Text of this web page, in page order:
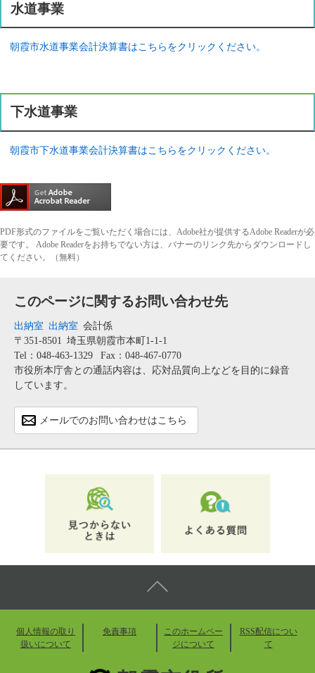
水道事業
朝霞市水道事業会計決算書はこちらをクリックください。
下水道事業
朝霞市下水道事業会計決算書はこちらをクリックください。
PDF形式のファイルをご覧いただく場合には、Adobe社が提供するAdobe Readerが必
要です。
Adobe Readerをお持ちでない方は、バナーのリンク先からダウンロードし
てください。（無料）
このページに関するお問い合わせ先
出納室 出納室 会計係
〒351-8501 埼玉県朝霞市本町1-1-1
Tel：048-463-1329
Fax：048-467-0770
市役所本庁舎との通話内容は、応対品質向上などを目的に録音
しています。
メールでのお問い合わせはこちら
個人情報の取り
扱いについて
免責事項
このホームペー
ジについて
RSS配信につい
て